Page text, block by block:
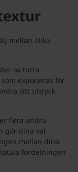
mellan olika
av torra
exponeras för
sitt uttryck
flera andra
gör dina val.
mellan dina
fördelningen